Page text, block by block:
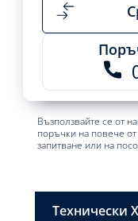
Възползвайте се от
поръчки на повече
запитване или на
Технически